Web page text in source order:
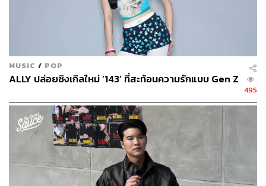
“เราเริ่มจากสิ่งที่เราชอบก่อน กับคอนเซปต์ของวง
LGBTQIA+ ดนตรี การแสดง ทำนอง ทุกอย่างมันเข้ากับตัวตน
ของแฟนๆ ที่นี่” นินจา-จารุกิตต์ คำหงษา นักร้องนำของวง
4MIX กล่าว โดยหลังจากที่ไปเยือนเม็กซิโกแล้ว สมาชิกของ
วงได้เรียนภาษาสเปนเพื่อที่จะร้องเพลง ‘
’ เป็น
ภาษาสเปน นอกจากนี้ยังเคยขึ้นแสดงบทเพลงเป็นภาษาญี่ปุ่น
มากกว่า 80,000 คน และมีผู้ชมจากในญี่ปุ่นและทั่วโลกรวม
กว่า 360,000 ครั้ง
“แฟนๆ ในอเมริกาโพสต์บนโซเชียลมีเดียว่า เรากำลังเรียน
ภาษาไทยเพื่อพวกคุณนะ” ราเมศวร์ เกียรติสุขอุดม เล่าถึง
ความคลั่งไคล้ของแฟนๆ
MUSIC / POP
ALLY ปล่อยซิงเกิลใหม่ ‘143’ ที่สะท้อนความรักแบบ Gen Z
495